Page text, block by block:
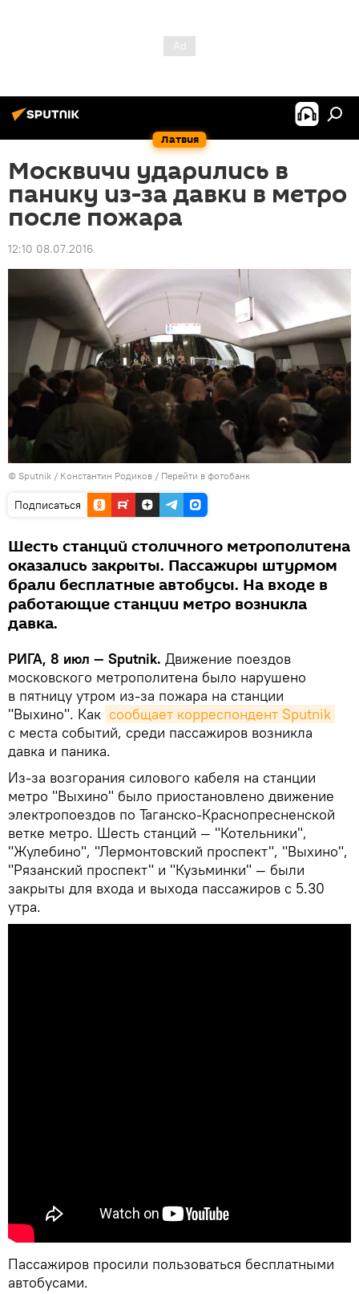
Латвия
Москвичи ударились в
панику из-за давки в метро
после пожара
12:10 08.07.2016
© Sputnik / Константин Родиков / Перейти в фотобанк
Подписаться
Шесть станций столичного метрополитена
оказались закрыты. Пассажиры штурмом
брали бесплатные автобусы. На входе в
работающие станции метро возникла
давка.
РИГА, 8 июл — Sputnik. Движение поездов
московского метрополитена было нарушено
в пятницу утром из-за пожара на станции
"Выхино". Как сообщает корреспондент Sputnik
с места событий, среди пассажиров возникла
давка и паника.
Из-за возгорания силового кабеля на станции
метро "Выхино" было приостановлено движение
электропоездов по Таганско-Краснопресненской
ветке метро. Шесть станций — "Котельники",
"Жулебино", "Лермонтовский проспект", "Выхино",
"Рязанский проспект" и "Кузьминки" — были
закрыты для входа и выхода пассажиров с 5.30
утра.
Пассажиров просили пользоваться бесплатными
автобусами.